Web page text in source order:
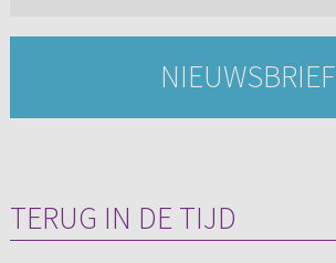
NIEUWSBRIEF
TERUG IN DE TIJD